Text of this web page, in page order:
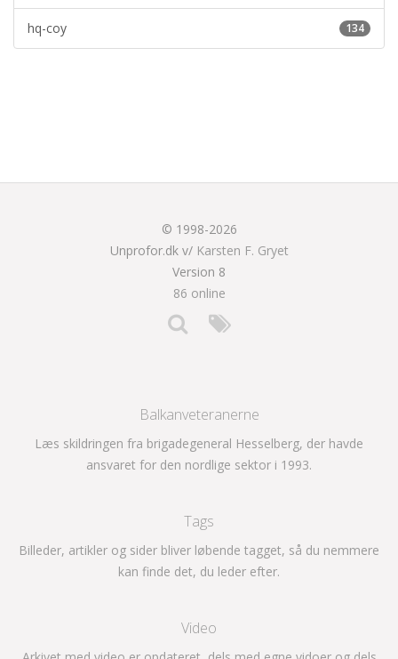
134
hq-coy
© 1998-2026
Unprofor.dk v/ Karsten F. Gryet
Version 8
86 online
Balkanveteranerne
Læs skildringen fra brigadegeneral Hesselberg, der havde
ansvaret for den nordlige sektor i 1993.
Tags
Billeder, artikler og sider bliver løbende tagget, så du nemmere
kan finde det, du leder efter.
Video